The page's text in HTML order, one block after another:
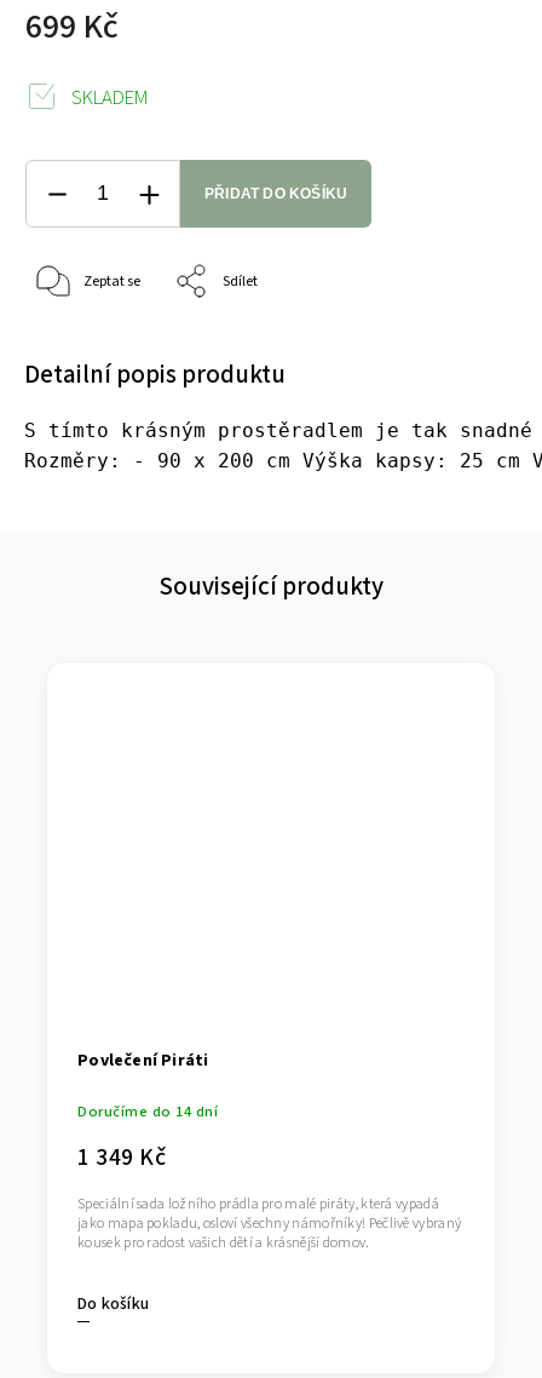
699 Kč
SKLADEM
PŘIDAT DO KOŠÍKU
Zeptat se Sdílet
Detailní popis produktu
S tímto krásným prostěradlem je tak
Rozměry: - 90 x 200 cm Výška kapsy: 25
Související produkty
Povlečení Piráti
Doručíme do 14 dní
1 349 Kč
Do košíku
Speciální sada ložního prádla pro malé piráty, která vypadá
jako mapa pokladu, osloví všechny námořníky! Pečlivě vybraný
kousek pro radost vašich dětí a krásnější domov.